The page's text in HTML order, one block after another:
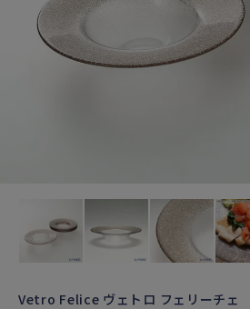
Vetro Felice ヴェトロ フェリーチェ